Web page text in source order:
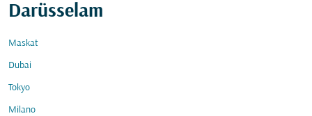
Darüsselam
Maskat
Dubai
Tokyo
Milano